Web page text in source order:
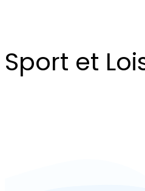
Sport et